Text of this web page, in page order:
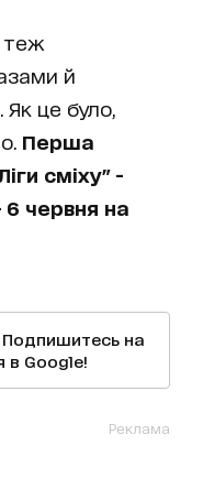
теж
й
це було,
Перша
сміху" -
червня на
Подпишитесь на
в Google!
Реклама